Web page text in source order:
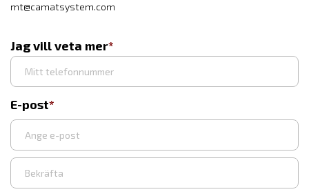
mt@camatsystem.com
Jag vill veta mer
E-post
Ange
e-